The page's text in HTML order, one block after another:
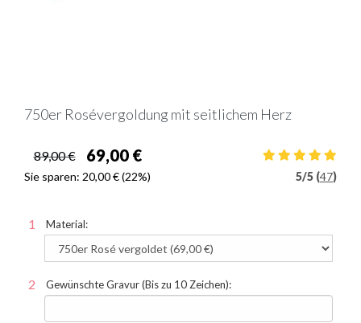
750er Rosévergoldung mit seitlichem Herz
89,00 € 69,00 €
Sie sparen: 20,00 €(22%) 5/5 (47)
Material:
Gewünschte Gravur (Bis zu 10 Zeichen):